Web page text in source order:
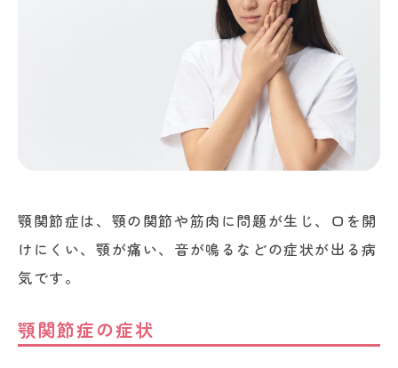
顎関節症は、顎の関節や筋肉に問題が生じ、口を開
けにくい、顎が痛い、音が鳴るなどの症状が出る病
気です。
顎関節症の症状